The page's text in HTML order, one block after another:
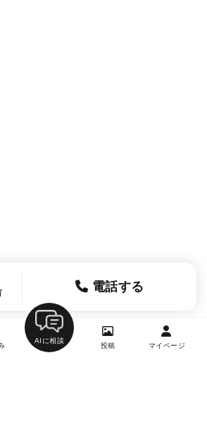
電話する
AIに相談
投稿 マイページ